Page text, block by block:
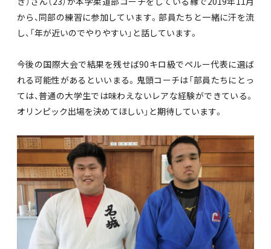
から、同部の練習に参加しています。部員たちと一緒に汗を流
し、「年が近いのでやりやすい」と話しています。
今後の国際大会で結果を残せば90キロ級でペルー代表に選ば
れる可能性があるといいまる。鬼頭コーチは「部員たちにとっ
ては、普通の大学生では味わえないレアな経験ができている。
オリンピック出場を決めてほしい」と期待しています。